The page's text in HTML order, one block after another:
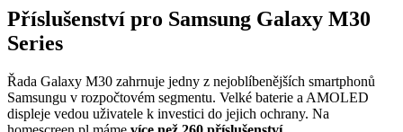
Příslušenství pro Samsung Galaxy M30
Series
Řada Galaxy M30 zahrnuje jedny z nejoblíbenějších smartphonů
Samsungu v rozpočtovém segmentu. Velké baterie a AMOLED
displeje vedou uživatele k investici do jejich ochrany. Na